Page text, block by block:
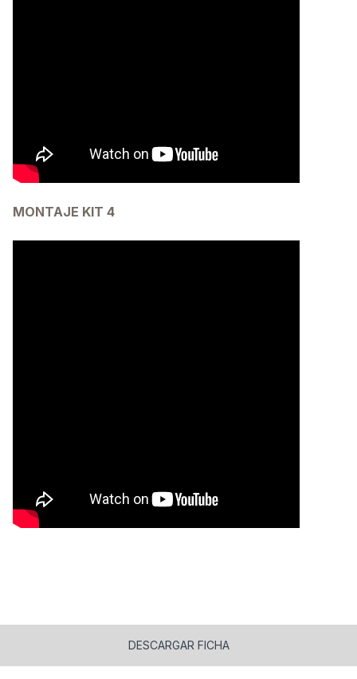
MONTAJE KIT 4
DESCARGAR FICHA